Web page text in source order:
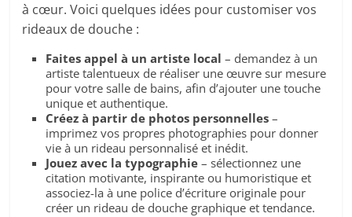
à cœur. Voici quelques idées pour customiser vos
rideaux de douche :
Faites appel à un artiste local – demandez à un
artiste talentueux de réaliser une œuvre sur mesure
pour votre salle de bains, afin d’ajouter une touche
unique et authentique.
Créez à partir de photos personnelles –
imprimez vos propres photographies pour donner
vie à un rideau personnalisé et inédit.
Jouez avec la typographie – sélectionnez une
citation motivante, inspirante ou humoristique et
associez-la à une police d’écriture originale pour
créer un rideau de douche graphique et tendance.